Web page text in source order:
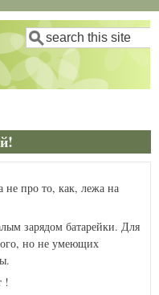
Поиск
про то, как, лежа на
зарядом батарейки. Для
но не умеющих
!